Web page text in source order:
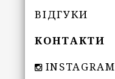
ВІДГУКИ
КОНТАКТИ
INSTAGRAM